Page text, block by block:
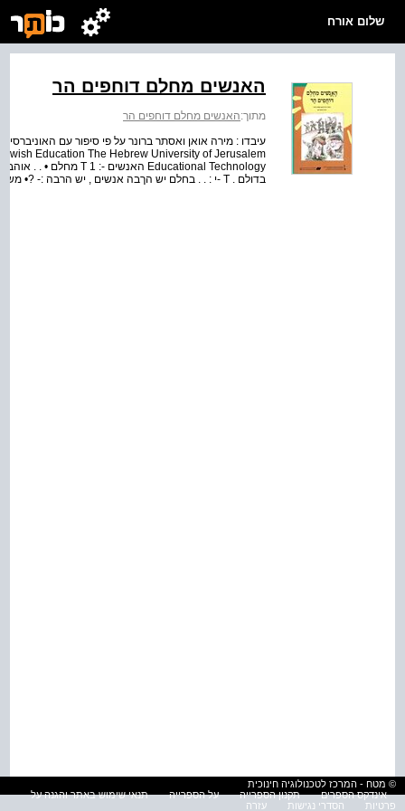
שלום אורח
האנשים מחלם דוחפים הר
מתוך:האנשים מחלם דוחפים הר
בדולם . T -י : . . בחלם יש הךבה אנשים , יש הרבה :- ?• משפחות T : חדשות : : 1 ויש •• הרבה :- •• : ילדים T .
© מטח - המרכז לטכנולוגיה חינוכית
אינדקס הספרים
תקנון הספרייה על הספרייה
תנאי שימוש באתר והגנה על
פרטיות
הסדרי נגישות עזרה